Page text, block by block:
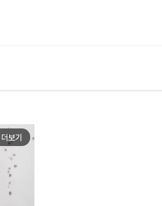
더보기